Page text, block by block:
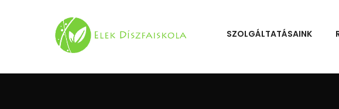
SZOLGÁLTATÁSAINK